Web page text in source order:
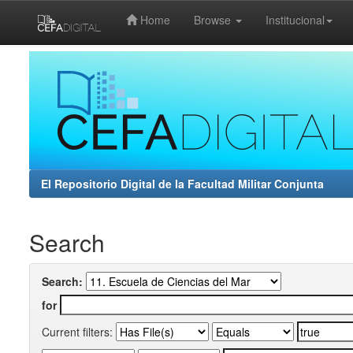
Home Browse Institucional
El Repositorio Digital de la Facultad Militar Conjunta
Search
Search:
for
Current filters: